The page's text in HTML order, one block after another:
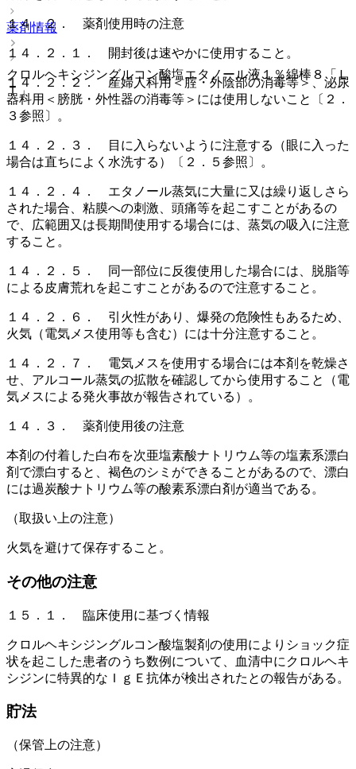
薬剤情報
クロルヘキシジングルコン酸塩エタノール液１％綿棒８「Ｌ
Ｔ」
１４．２． 薬剤使用時の注意
１４．２．１． 開封後は速やかに使用すること。
１４．２．２． 産婦人科用＜腟・外陰部の消毒等＞、泌尿
器科用＜膀胱・外性器の消毒等＞には使用しないこと〔２．
３参照〕。
１４．２．３． 目に入らないように注意する（眼に入った
場合は直ちによく水洗する）〔２．５参照〕。
１４．２．４． エタノール蒸気に大量に又は繰り返しさら
された場合、粘膜への刺激、頭痛等を起こすことがあるの
で、広範囲又は長期間使用する場合には、蒸気の吸入に注意
すること。
１４．２．５． 同一部位に反復使用した場合には、脱脂等
による皮膚荒れを起こすことがあるので注意すること。
１４．２．６． 引火性があり、爆発の危険性もあるため、
火気（電気メス使用等も含む）には十分注意すること。
１４．２．７． 電気メスを使用する場合には本剤を乾燥さ
せ、アルコール蒸気の拡散を確認してから使用すること（電
気メスによる発火事故が報告されている）。
１４．３． 薬剤使用後の注意
本剤の付着した白布を次亜塩素酸ナトリウム等の塩素系漂白
剤で漂白すると、褐色のシミができることがあるので、漂白
には過炭酸ナトリウム等の酸素系漂白剤が適当である。
（取扱い上の注意）
火気を避けて保存すること。
その他の注意
１５．１． 臨床使用に基づく情報
クロルヘキシジングルコン酸塩製剤の使用によりショック症
状を起こした患者のうち数例について、血清中にクロルヘキ
シジンに特異的なＩｇＥ抗体が検出されたとの報告がある。
貯法
（保管上の注意）